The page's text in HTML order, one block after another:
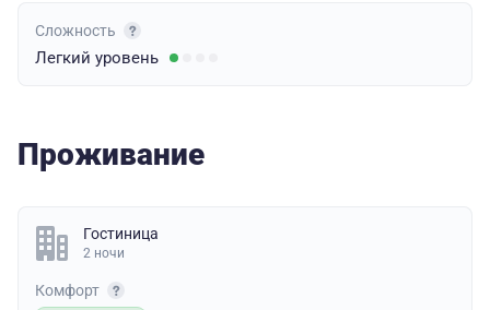
Сложность
Легкий уровень
Проживание
Гостиница
2 ночи
Комфорт